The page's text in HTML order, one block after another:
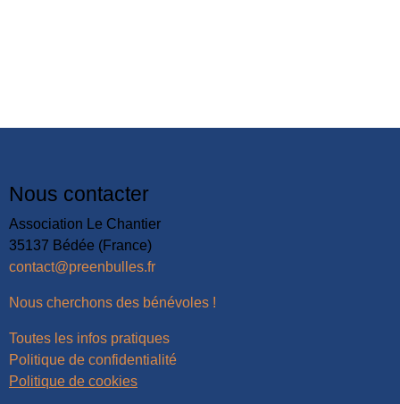
Nous contacter
Association Le Chantier
35137 Bédée (France)
contact@preenbulles.fr
Nous cherchons des bénévoles !
Toutes les infos pratiques
Politique de confidentialité
Politique de cookies